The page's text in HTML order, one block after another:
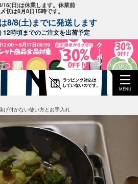
16(日)は休業します。休業前
切は8月8日15時です。
8/8(土)までに発送します
12時頃までのご注文を出荷予定
MENU
げ付かない使い方とお手入れ